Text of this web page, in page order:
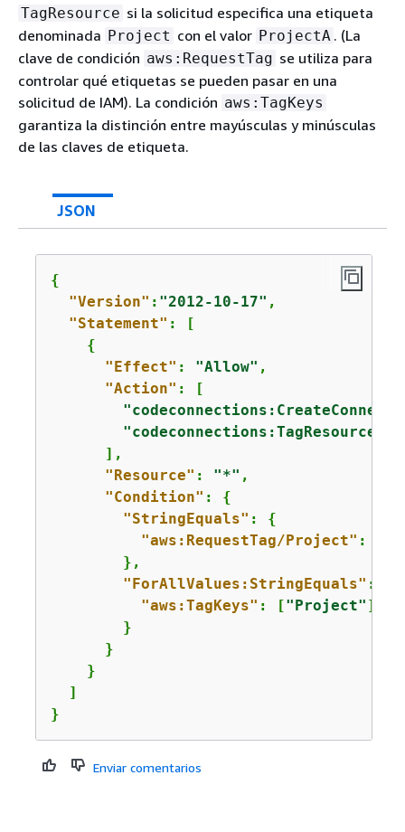
TagResource si la solicitud especifica una etiqueta
denominada Project con el valor ProjectA . (La
clave de condición aws:RequestTag se utiliza para
controlar qué etiquetas se pueden pasar en una
solicitud de IAM). La condición aws:TagKeys
garantiza la distinción entre mayúsculas y minúsculas
de las claves de etiqueta.
JSON
{
"Version" : "2012-10-17" ,
"Statement" : [
{
"Effect" : "Allow" ,
"Action" : [
"codeconnections:TagResource"
      ],
"Resource" : "*" ,
"Condition" : {
"StringEquals" : {
"aws:RequestTag/Project" :
        },
"ForAllValues:StringEquals" :
"aws:TagKeys" : ["Project" ]
        }
      }
    }
  ]
}
Enviar comentarios